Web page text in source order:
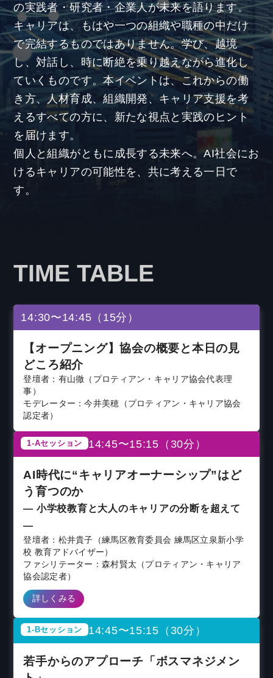
の実践者・研究者・企業人が未来を語ります。
キャリアは、もはや一つの組織や職種の中だけ
で完結するものではありません。学び、越境
し、対話し、時に断絶を乗り越えながら進化し
ていくものです。本イベントは、これからの働
き方、人材育成、組織開発、キャリア支援を考
えるすべての方に、新たな視点と実践のヒント
を届けます。
個人と組織がともに成長する未来へ。AI社会にお
けるキャリアの可能性を、共に考える一日で
す。
TIME TABLE
14:30〜14:45（15分）
【オープニング】協会の概要と本日の見
どころ紹介
登壇者：有山徹（プロティアン・キャリア協会代表理
事）
モデレーター：今井美穂（プロティアン・キャリア協会
認定者）
1-Aセッション 14:45〜15:15（30分）
AI時代に“キャリアオーナーシップ”はど
う育つのか
― 小学校教育と大人のキャリアの分断を超えて
―
登壇者：松井貴子（練馬区教育委員会 練馬区立泉新小学
校 教育アドバイザー）
ファシリテーター：森村賢太（プロティアン・キャリア
協会認定者）
詳しくみる
1-Bセッション 14:45〜15:15（30分）
若手からのアプローチ「ボスマネジメン